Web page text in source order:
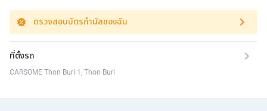
ตรวจสอบบัตรกำนัลของฉัน
ที่ตั้งรถ
CARSOME Thon Buri 1, Thon Buri